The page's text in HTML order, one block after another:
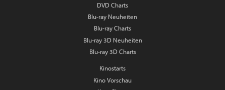
DVD Charts
Blu-ray Neuheiten
Blu-ray Charts
Blu-ray 3D Neuheiten
Blu-ray 3D Charts
Kinostarts
Kino Vorschau